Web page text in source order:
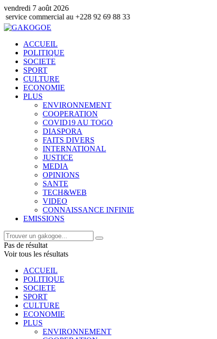
vendredi 7 août 2026
au +228 92 69 88 33
ACCUEIL
POLITIQUE
SOCIETE
SPORT
CULTURE
ECONOMIE
PLUS
ENVIRONNEMENT
COOPERATION
COVID19 AU TOGO
DIASPORA
FAITS DIVERS
INTERNATIONAL
JUSTICE
MEDIA
OPINIONS
SANTE
TECH&WEB
VIDEO
CONNAISSANCE INFINIE
EMISSIONS
Pas de résultat
Voir tous les résultats
ACCUEIL
POLITIQUE
SOCIETE
SPORT
CULTURE
ECONOMIE
PLUS
ENVIRONNEMENT